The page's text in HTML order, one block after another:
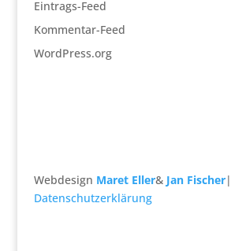
Eintrags-Feed
Kommentar-Feed
WordPress.org
Webdesign Maret Eller& Jan Fischer|
Datenschutzerklärung